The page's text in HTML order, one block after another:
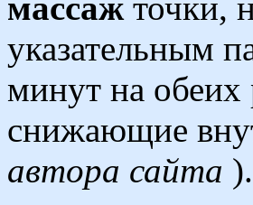
массаж точки,
указательным
минут на обеих
снижающие
автора сайта ).